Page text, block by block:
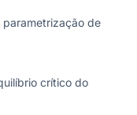
parametrização de
crítico do